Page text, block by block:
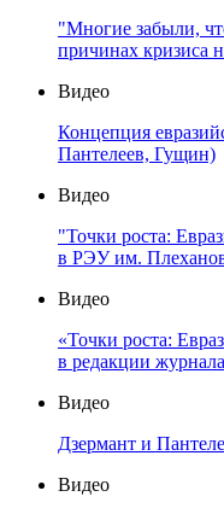
"Многие забыли,
причинах кризиса
Видео
Концепция
Пантелеев, Гущин)
Видео
"Точки роста:
в РЭУ им.
Видео
«Точки роста:
в редакции
Видео
Дзермант и
Видео